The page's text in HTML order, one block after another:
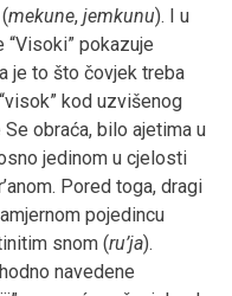
mekune, jemkunu). I u
pokazuje
je to što čovjek treba
kod uzvišenog
obraća, bilo ajetima u
jedinom u cjelosti
Pored toga, dragi
pojedincu
snom (ru’ja).
navedene